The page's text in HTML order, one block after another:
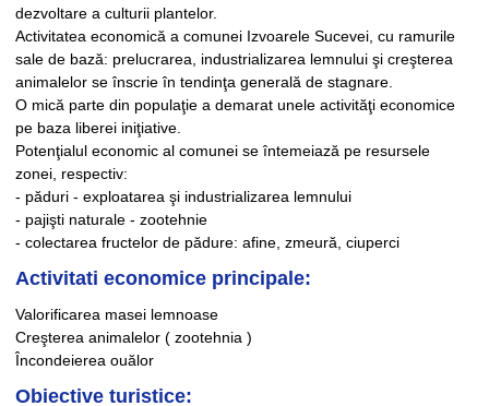
dezvoltare a culturii plantelor.
Activitatea economică a comunei Izvoarele Sucevei, cu ramurile
sale de bază: prelucrarea, industrializarea lemnului şi creşterea
animalelor se înscrie în tendinţa generală de stagnare.
O mică parte din populaţie a demarat unele activităţi economice
pe baza liberei iniţiative.
Potenţialul economic al comunei se întemeiază pe resursele
zonei, respectiv:
- păduri - exploatarea şi industrializarea lemnului
- pajişti naturale - zootehnie
- colectarea fructelor de pădure: afine, zmeură, ciuperci
Activitati economice principale:
Valorificarea masei lemnoase
Creşterea animalelor ( zootehnia )
Încondeierea ouălor
Obiective turistice: